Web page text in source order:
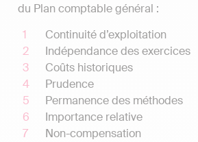
du Plan comptable général :
Continuité d’exploitation
Indépendance des exercices
Coûts historiques
Prudence
Permanence des méthodes
Importance relative
Non-compensation